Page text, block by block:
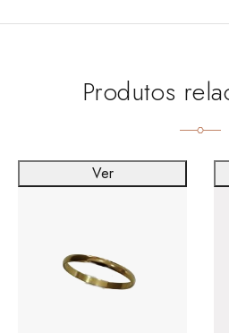
Produtos
Ver